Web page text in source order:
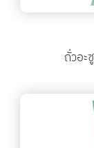
ถั่วอะ